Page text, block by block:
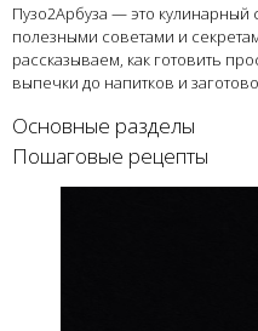
Пузо2Арбуза — это
полезными советами и
рассказываем, как готовить
выпечки до напитков и
Основные разделы
Пошаговые рецепты